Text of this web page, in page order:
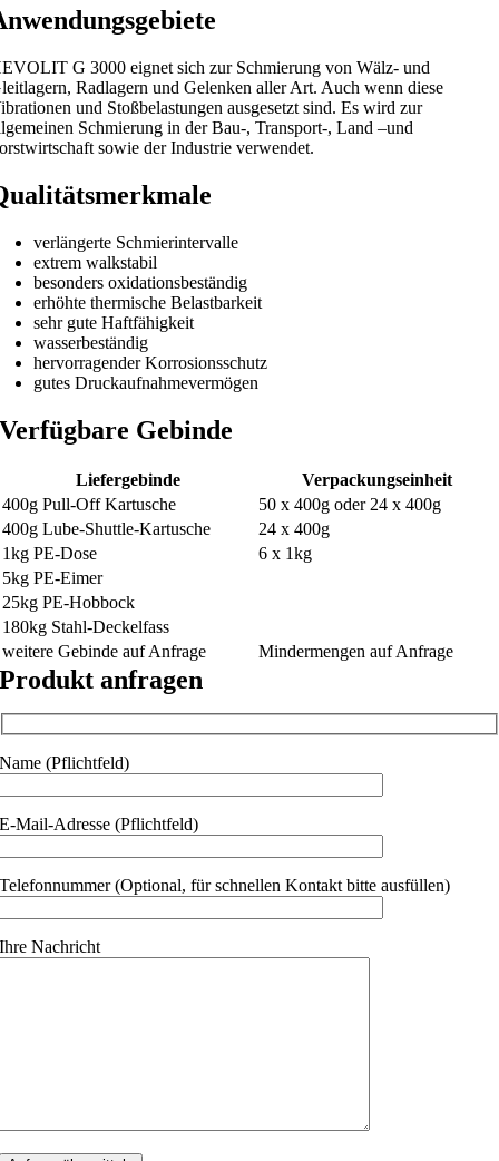
G 3000 eignet sich zur Schmierung von Wälz- und
Radlagern und Gelenken aller Art. Auch wenn diese
und Stoßbelastungen ausgesetzt sind. Es wird zur
Schmierung in der Bau-, Transport-, Land –und
sowie der Industrie verwendet.
verlängerte Schmierintervalle
extrem walkstabil
besonders oxidationsbeständig
erhöhte thermische Belastbarkeit
sehr gute Haftfähigkeit
wasserbeständig
hervorragender Korrosionsschutz
gutes Druckaufnahmevermögen
Verfügbare Gebinde
Liefergebinde
Verpackungseinheit
400g Pull-Off Kartusche
50 x 400g oder 24 x 400g
400g Lube-Shuttle-Kartusche
24 x 400g
1kg PE-Dose
6 x 1kg
5kg PE-Eimer
25kg PE-Hobbock
180kg Stahl-Deckelfass
weitere Gebinde auf Anfrage
Mindermengen auf Anfrage
Produkt anfragen
Name (Pflichtfeld)
E-Mail-Adresse (Pflichtfeld)
Telefonnummer (Optional, für schnellen Kontakt bitte ausfüllen)
Ihre Nachricht